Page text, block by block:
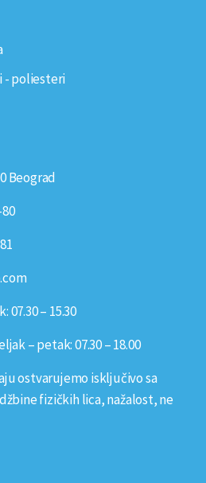
- poliesteri
Beograd
07.30 – 15.30
– petak: 07.30 – 18.00
ostvarujemo isključivo sa
fizičkih lica, nažalost, ne